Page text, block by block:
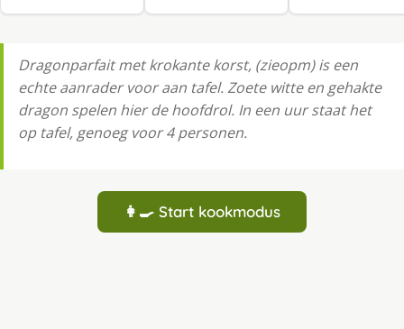
Dragonparfait met krokante korst, (zieopm) is een
echte aanrader voor aan tafel. Zoete witte en gehakte
dragon spelen hier de hoofdrol. In een uur staat het
op tafel, genoeg voor 4 personen.
👩‍🍳 Start kookmodus